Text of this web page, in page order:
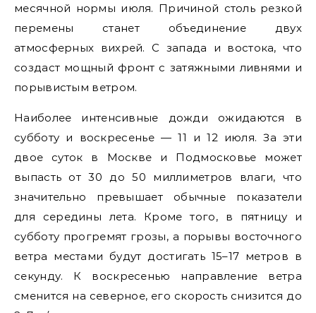
месячной нормы июля. Причиной столь резкой
перемены станет объединение двух
атмосферных вихрей. С запада и востока, что
создаст мощный фронт с затяжными ливнями и
порывистым ветром.
Наиболее интенсивные дожди ожидаются в
субботу и воскресенье — 11 и 12 июля. За эти
двое суток в Москве и Подмосковье может
выпасть от 30 до 50 миллиметров влаги, что
значительно превышает обычные показатели
для середины лета. Кроме того, в пятницу и
субботу прогремят грозы, а порывы восточного
ветра местами будут достигать 15–17 метров в
секунду. К воскресенью направление ветра
сменится на северное, его скорость снизится до